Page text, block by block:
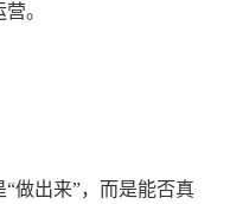
。
“做出来”，而是能否真